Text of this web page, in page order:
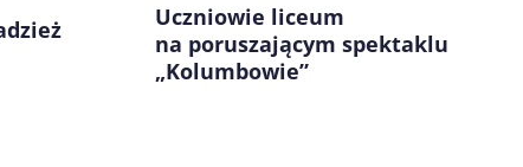
Uczniowie liceum
na poruszającym spektaklu
„Kolumbowie”